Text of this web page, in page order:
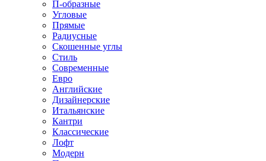
П-образные
Угловые
Прямые
Радиусные
Скошенные углы
Стиль
Современные
Евро
Английские
Дизайнерские
Итальянские
Кантри
Классические
Лофт
Модерн